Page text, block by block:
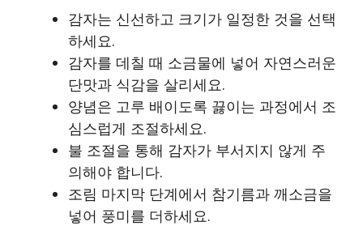
감자는 신선하고 크기가 일정한 것을 선택
하세요.
감자를 데칠 때 소금물에 넣어 자연스러운
단맛과 식감을 살리세요.
양념은 고루 배이도록 끓이는 과정에서 조
심스럽게 조절하세요.
불 조절을 통해 감자가 부서지지 않게 주
의해야 합니다.
조림 마지막 단계에서 참기름과 깨소금을
넣어 풍미를 더하세요.